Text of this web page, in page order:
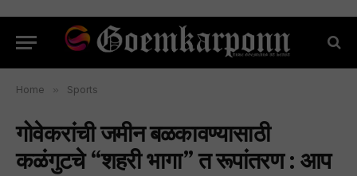
Home » Sports
गोवेकरांची जमीन बळकावण्यासाठी
कळंगुटचे “शहरी भागा” त रूपांतरण : आप